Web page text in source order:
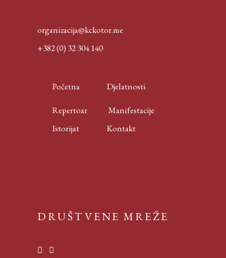
organizacija@kckotor.me
+382 (0) 32 304 140
Početna Djelatnosti
Repertoar
Manifestacije
Istorijat
Kontakt
DRUŠTVENE MREŽE